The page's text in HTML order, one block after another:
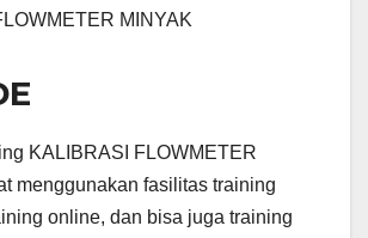
MINYAK
KALIBRASI FLOWMETER
menggunakan fasilitas training
online, dan bisa juga training